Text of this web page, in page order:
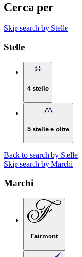
Cerca per
Skip search by Stelle
Stelle
4 stelle
5 stelle e oltre
Back to search by Stelle
Skip search by Marchi
Marchi
Fairmont